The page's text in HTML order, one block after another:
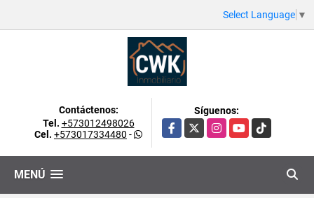
Select Language ▼
Contáctenos:
Tel. +573012498026
Cel. +573017334480 -
Síguenos:
Facebook
X InstagramYouTubeTikTok
MENÚ